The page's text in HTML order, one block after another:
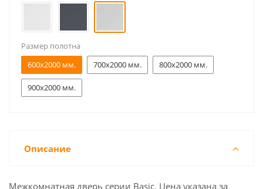
Размер полотна
600x2000 мм.
700x2000 мм. 800x2000 мм.
900x2000 мм.
Описание
Межкомнатная дверь серии Basic. Цена указана за